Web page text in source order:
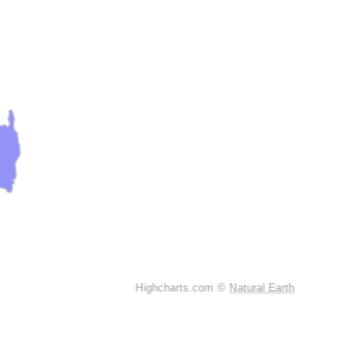
Highcharts.com © Natural Earth